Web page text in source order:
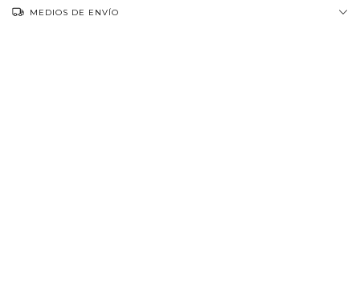
MEDIOS DE ENVÍO